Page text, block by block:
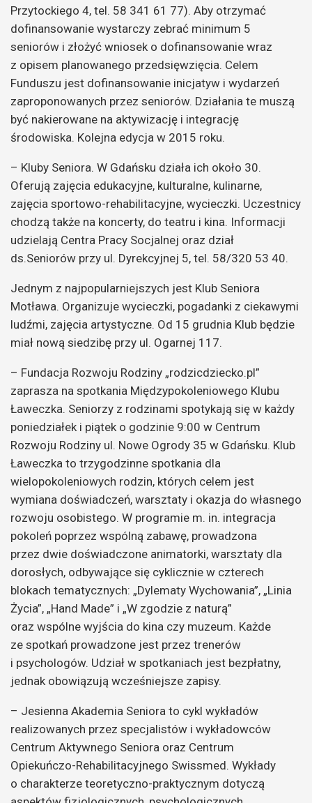
Przytockiego 4, tel. 58 341 61 77). Aby otrzymać
dofinansowanie wystarczy zebrać minimum 5
seniorów i złożyć wniosek o dofinansowanie wraz
z opisem planowanego przedsięwzięcia. Celem
Funduszu jest dofinansowanie inicjatyw i wydarzeń
zaproponowanych przez seniorów. Działania te muszą
być nakierowane na aktywizację i integrację
środowiska. Kolejna edycja w 2015 roku.
– Kluby Seniora. W Gdańsku działa ich około 30.
Oferują zajęcia edukacyjne, kulturalne, kulinarne,
zajęcia sportowo-rehabilitacyjne, wycieczki. Uczestnicy
chodzą także na koncerty, do teatru i kina. Informacji
udzielają Centra Pracy Socjalnej oraz dział
ds.Seniorów przy ul. Dyrekcyjnej 5, tel. 58/320 53 40.
Jednym z najpopularniejszych jest Klub Seniora
Motława. Organizuje wycieczki, pogadanki z ciekawymi
ludźmi, zajęcia artystyczne. Od 15 grudnia Klub będzie
miał nową siedzibę przy ul. Ogarnej 117.
– Fundacja Rozwoju Rodziny „rodzicdziecko.pl”
zaprasza na spotkania Międzypokoleniowego Klubu
Ławeczka. Seniorzy z rodzinami spotykają się w każdy
poniedziałek i piątek o godzinie 9:00 w Centrum
Rozwoju Rodziny ul. Nowe Ogrody 35 w Gdańsku. Klub
Ławeczka to trzygodzinne spotkania dla
wielopokoleniowych rodzin, których celem jest
wymiana doświadczeń, warsztaty i okazja do własnego
rozwoju osobistego. W programie m. in. integracja
pokoleń poprzez wspólną zabawę, prowadzona
przez dwie doświadczone animatorki, warsztaty dla
dorosłych, odbywające się cyklicznie w czterech
blokach tematycznych: „Dylematy Wychowania”, „Linia
Życia”, „Hand Made” i „W zgodzie z naturą”
oraz wspólne wyjścia do kina czy muzeum. Każde
ze spotkań prowadzone jest przez trenerów
i psychologów. Udział w spotkaniach jest bezpłatny,
jednak obowiązują wcześniejsze zapisy.
– Jesienna Akademia Seniora to cykl wykładów
realizowanych przez specjalistów i wykładowców
Centrum Aktywnego Seniora oraz Centrum
Opiekuńczo-Rehabilitacyjnego Swissmed. Wykłady
o charakterze teoretyczno-praktycznym dotyczą